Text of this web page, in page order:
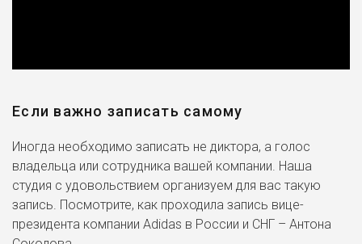
Если важно записать самому
Иногда необходимо записать не диктора, а голос
владельца или сотрудника вашей компании. Наша
студия с удовольствием организуем для вас такую
запись. Посмотрите, как проходила запись вице-
президента компании Adidas в России и СНГ – Антона